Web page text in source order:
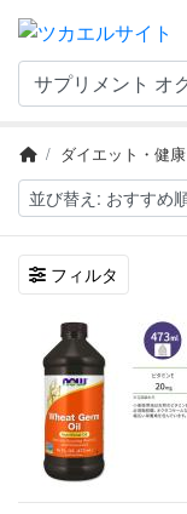
ダイエット・健康
フィルタ